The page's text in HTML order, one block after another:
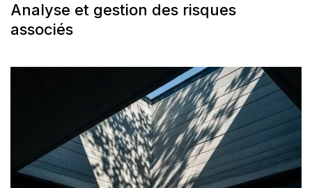
Analyse et gestion des risques
associés